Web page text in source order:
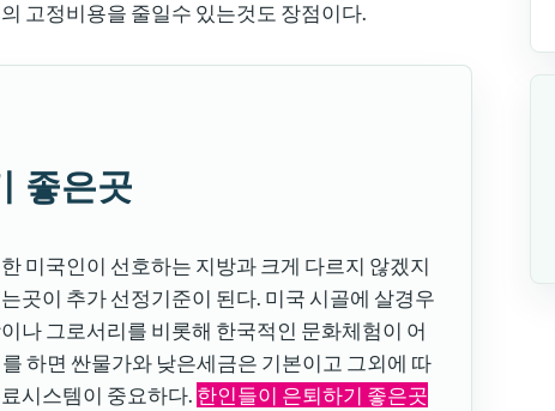
고정비용을 줄일수 있는것도 장점이다.
좋은곳
미국인이 선호하는 지방과 크게 다르지 않겠지
곳이 추가 선정기준이 된다. 미국 시골에 살경우
나 그로서리를 비롯해 한국적인 문화체험이 어
하면 싼물가와 낮은세금은 기본이고 그외에 따
시스템이 중요하다. 한인들이 은퇴하기 좋은곳